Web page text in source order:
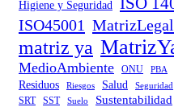
Higiene y Seguridad
ISO45001 MatrizLegal
matriz ya
MedioAmbiente
ONU PBA
Residuos Riesgos Salud Seguridad
SRT SST Suelo Sustentabilidad